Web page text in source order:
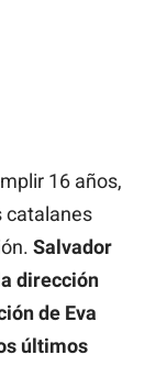
16 años,
catalanes
Salvador
dirección
de Eva
últimos